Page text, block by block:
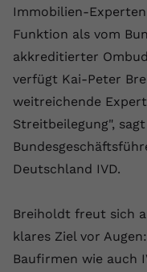
Immobilien-
Funktion als vom
akkreditierter
verfügt Kai-Peter
weitreichende
Streitbeilegung",
Deutschland IVD.
Breiholdt freut sich
klares Ziel vor
Baufirmen wie auch
Zweck
setzt.
Name
Anbieter
Laufzeit 2